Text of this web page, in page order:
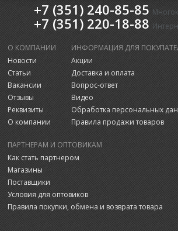
+7 (351) 240-85-85
+7 (351) 220-18-88
О КОМПАНИИ
Новости
Статьи
Вакансии
Отзывы
Реквизиты
О компании
ИНФОРМАЦИЯ ДЛЯ
Акции
Доставка и оплата
Вопрос-ответ
Видео
Обработка персональных
Правила продажи товаров
ПАРТНЕРАМ И ОПТОВИКАМ
Как стать партнером
Магазины
Поставщики
Условия для оптовиков
Правила покупки, обмена и возврата товара